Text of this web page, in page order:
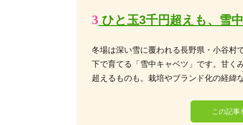
3 ひと玉3千円超えも、雪
冬場は深い雪に覆われる長野県・小谷村
下で育てる「雪中キャベツ」です。甘く
超えるものも。栽培やブランド化の経緯
この記事